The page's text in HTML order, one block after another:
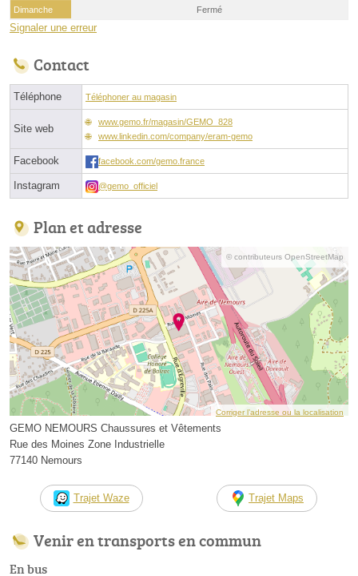
Dimanche
Fermé
Signaler une erreur
Contact
Téléphone Téléphoner au magasin
Site web
www.gemo.fr/magasin/GEMO_828
www.linkedin.com/company/eram-gemo
Facebook facebook.com/gemo.france
Instagram @gemo_officiel
Plan et adresse
© contributeurs OpenStreetMap
Corriger l’adresse ou la localisation
GEMO NEMOURS Chaussures et Vêtements
Rue des Moines Zone Industrielle
77140 Nemours
Trajet Waze Trajet Maps
Venir en transports en commun
En bus